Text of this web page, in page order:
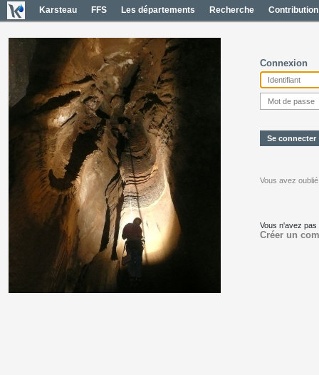
Karsteau FFS Les départements Recherche Contribution
Connexion
Vous avez
Vous n'avez
Créer un